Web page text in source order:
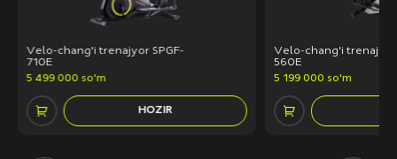
Velo-chang'i trenajyor SPGF-
710E
5 499 000 so'm
HOZIR
Velo-chang'i trenajyor
560E
5 199 000 so'm